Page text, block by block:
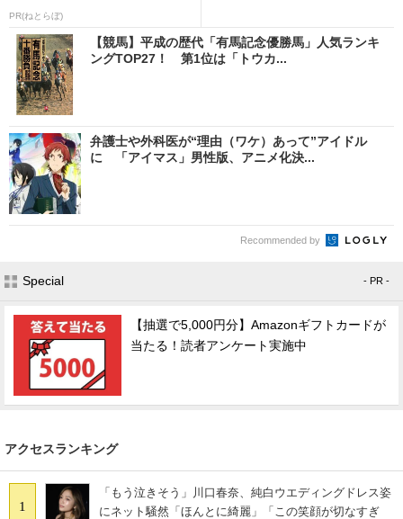
PR(ねとらぼ)
【競馬】平成の歴代「有馬記念優勝馬」人気ランキ
ングTOP27！ 第1位は「トウカ...
弁護士や外科医が“理由（ワケ）あって”アイドル
に 「アイマス」男性版、アニメ化決...
Recommended by
Special - PR -
【抽選で5,000円分】Amazonギフトカードが
当たる！読者アンケート実施中
アクセスランキング
1
「もう泣きそう」川口春奈、純白ウエディングドレス姿
にネット騒然「ほんとに綺麗」「この笑顔が切なすぎ